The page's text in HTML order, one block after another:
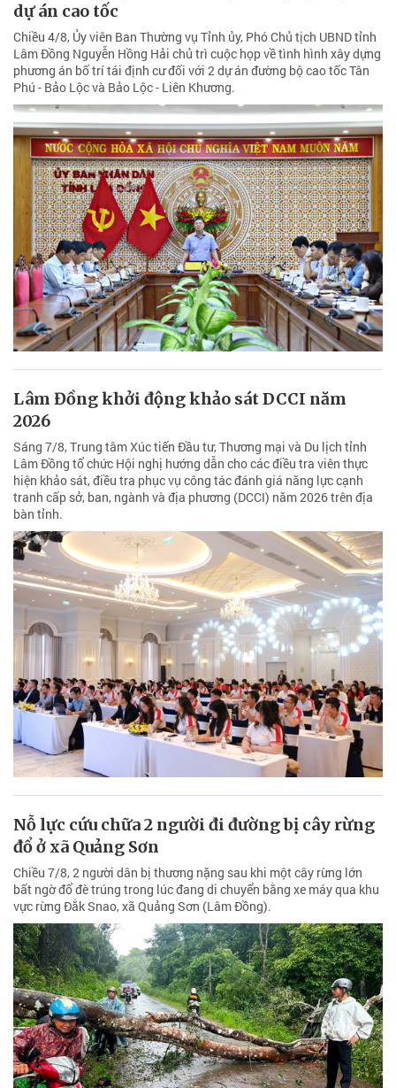
dự án cao tốc
Chiều 4/8, Ủy viên Ban Thường vụ Tỉnh ủy, Phó Chủ tịch UBND tỉnh
Lâm Đồng Nguyễn Hồng Hải chủ trì cuộc họp về tình hình xây dựng
phương án bố trí tái định cư đối với 2 dự án đường bộ cao tốc Tân
Phú - Bảo Lộc và Bảo Lộc - Liên Khương.
Lâm Đồng khởi động khảo sát DCCI năm
2026
Sáng 7/8, Trung tâm Xúc tiến Đầu tư, Thương mại và Du lịch tỉnh
Lâm Đồng tổ chức Hội nghị hướng dẫn cho các điều tra viên thực
hiện khảo sát, điều tra phục vụ công tác đánh giá năng lực cạnh
tranh cấp sở, ban, ngành và địa phương (DCCI) năm 2026 trên địa
bàn tỉnh.
Nỗ lực cứu chữa 2 người đi đường bị cây rừng
đổ ở xã Quảng Sơn
Chiều 7/8, 2 người dân bị thương nặng sau khi một cây rừng lớn
bất ngờ đổ đè trúng trong lúc đang di chuyển bằng xe máy qua khu
vực rừng Đắk Snao, xã Quảng Sơn (Lâm Đồng).